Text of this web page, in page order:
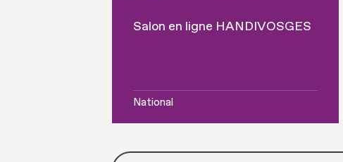
Salon en ligne HANDIVOSGES
National